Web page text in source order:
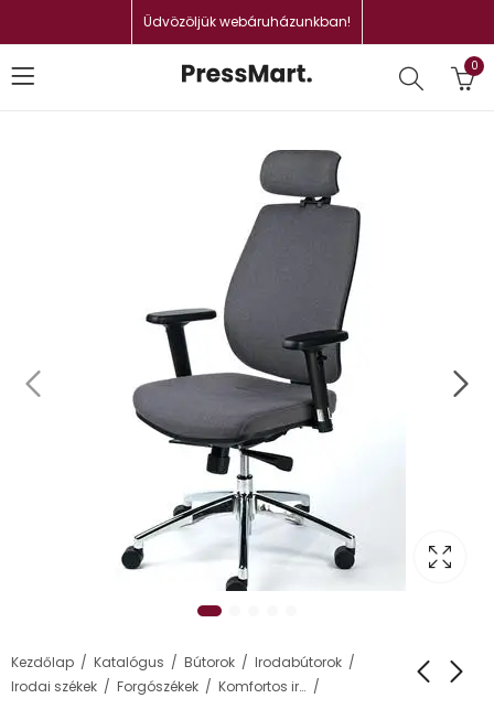
Üdvözöljük webáruházunkban!
0
Kezdőlap Katalógus Bútorok
Irodabútorok
Irodai székek
Forgószékek Komfortos irodai székek